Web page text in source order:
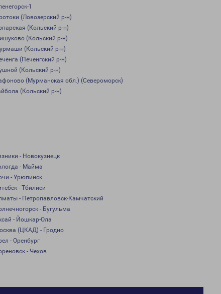
1
(Ловозерский р-н)
(Кольский р-н)
(Кольский р-н)
(Кольский р-н)
(Печенгский р-н)
(Кольский р-н)
(Мурманская обл.) (Североморск)
(Кольский р-н)
- Новокузнецк
- Майма
- Урюпинск
- Тбилиси
- Петропавловск-Камчатский
- Бугульма
- Йошкар-Ола
(ЦКАД) - Гродно
- Оренбург
- Чехов